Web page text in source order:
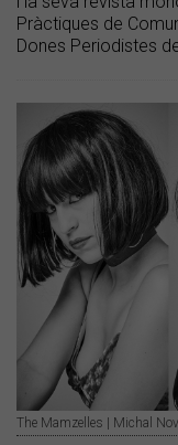
Pràctiques de
Dones Periodistes
The Mamzelles | Michal